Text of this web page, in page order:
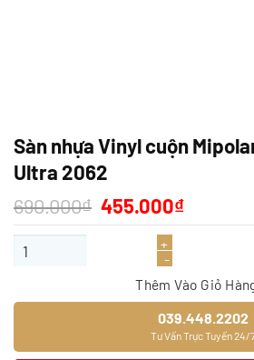
Sàn nhựa Vinyl cuộn
Ultra 2062
690.000₫ Giá
gốc
là:
455.000₫Giá
hiện
tại
Sàn nhựa Vinyl cuộn Mipolam Ambiance
Thêm Vào Giỏ
039.448.2202
Tư Vấn Trực Tuyến 24/